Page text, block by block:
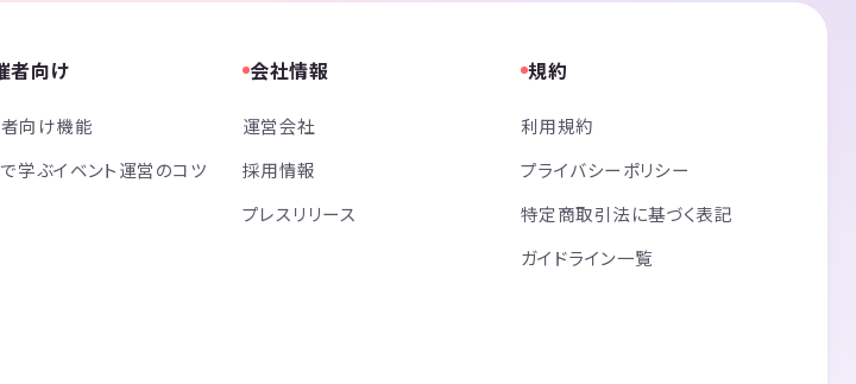
者向け
向け機能
学ぶイベント運営のコツ
会社情報
運営会社
採用情報
プレスリリース
規約
利用規約
プライバシーポリシー
特定商取引法に基づく表記
ガイドライン一覧